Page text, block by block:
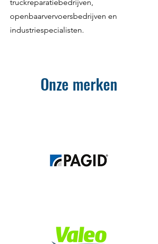
truckreparatiebedrijven,
openbaarvervoersbedrijven en
industriespecialisten.
Onze merken